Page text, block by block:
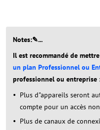
Notes:✎...
Il est recommandé de
un plan Professionnel ou
professionnel ou entreprise
Plus d"appareils seront
compte pour un accès
Plus de canaux de